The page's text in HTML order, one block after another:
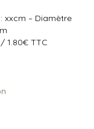
xxcm – Diamètre
1.80€ TTC